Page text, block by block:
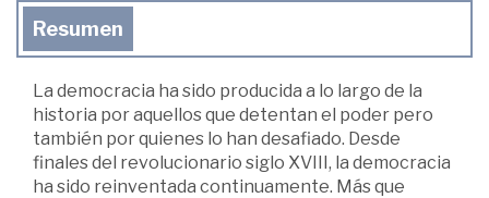
Resumen
La democracia ha sido producida a lo largo de la
historia por aquellos que detentan el poder pero
también por quienes lo han desafiado. Desde
finales del revolucionario siglo XVIII, la democracia
ha sido reinventada continuamente. Más que